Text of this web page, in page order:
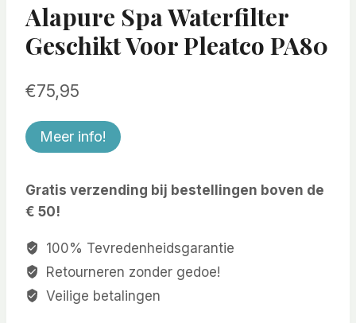
Alapure Spa Waterfilter
Geschikt Voor Pleatco PA80
€75,95
Meer info!
Gratis verzending bij bestellingen boven de
€ 50!
100% Tevredenheidsgarantie
Retourneren zonder gedoe!
Veilige betalingen